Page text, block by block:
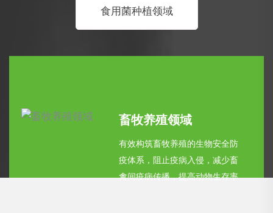
食用菌种植领域
畜牧养殖领域
有效构筑畜牧养殖的生物安全防
疫体系，阻止疫病入侵，减少畜
禽间疫病传播，提高动物生存率